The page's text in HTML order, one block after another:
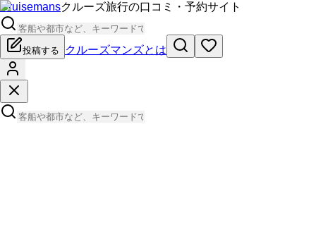
Cruisemansクルーズ旅行の口コミ・予約サイト
投稿する クルーズマンズとは